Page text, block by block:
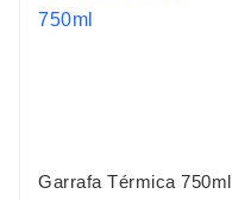
Garrafa Térmica 750ml